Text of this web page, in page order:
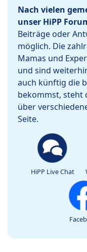
Nach vielen
unser HiPP
Beiträge oder
möglich. Die
Mamas und
und sind
auch künftig die
bekommst, steht
über
Seite.
HiPP Live Chat